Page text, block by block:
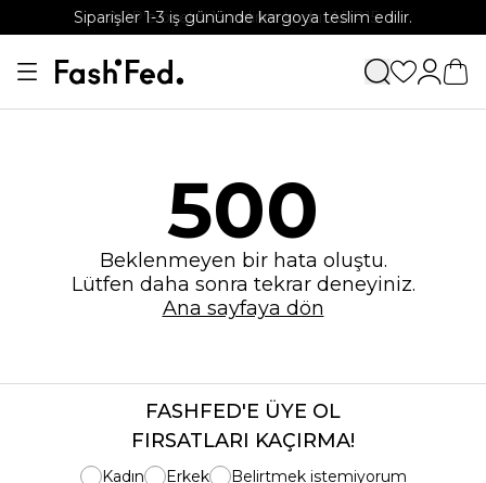
Siparişler 1-3 iş gününde kargoya teslim edilir.
APP'e özel %15 indirim kodu: APP15
500
Beklenmeyen bir hata oluştu.
Lütfen daha sonra tekrar deneyiniz.
Ana sayfaya dön
FASHFED'E ÜYE OL
FIRSATLARI KAÇIRMA!
Kadın Erkek
Belirtmek istemiyorum